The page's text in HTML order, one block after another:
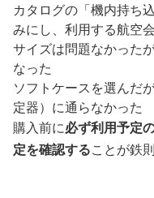
カタログの「機内持ち
みにし、利用する航空
サイズは問題なかった
なった
ソフトケースを選んだ
定器）に通らなかった
購入前に必ず利用予定
定を確認することが鉄